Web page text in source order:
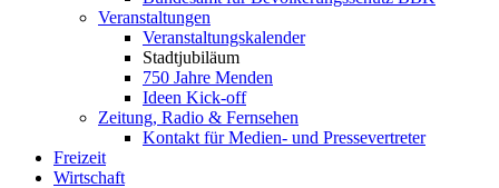
Veranstaltungen
Veranstaltungskalender
Stadtjubiläum
750 Jahre Menden
Ideen Kick-off
Zeitung, Radio & Fernsehen
Kontakt für Medien- und Pressevertreter
Freizeit
Wirtschaft